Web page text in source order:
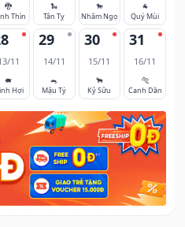
🐉
Thìn
🐍
Tân Tỵ
🐎
Nhâm Ngọ
🐐
Quý Mùi
11
🐖
Hợi
29
14/11
🐀
Mậu Tý
30
15/11
🐂
Kỷ Sửu
31
16/11
🐅
Canh Dần